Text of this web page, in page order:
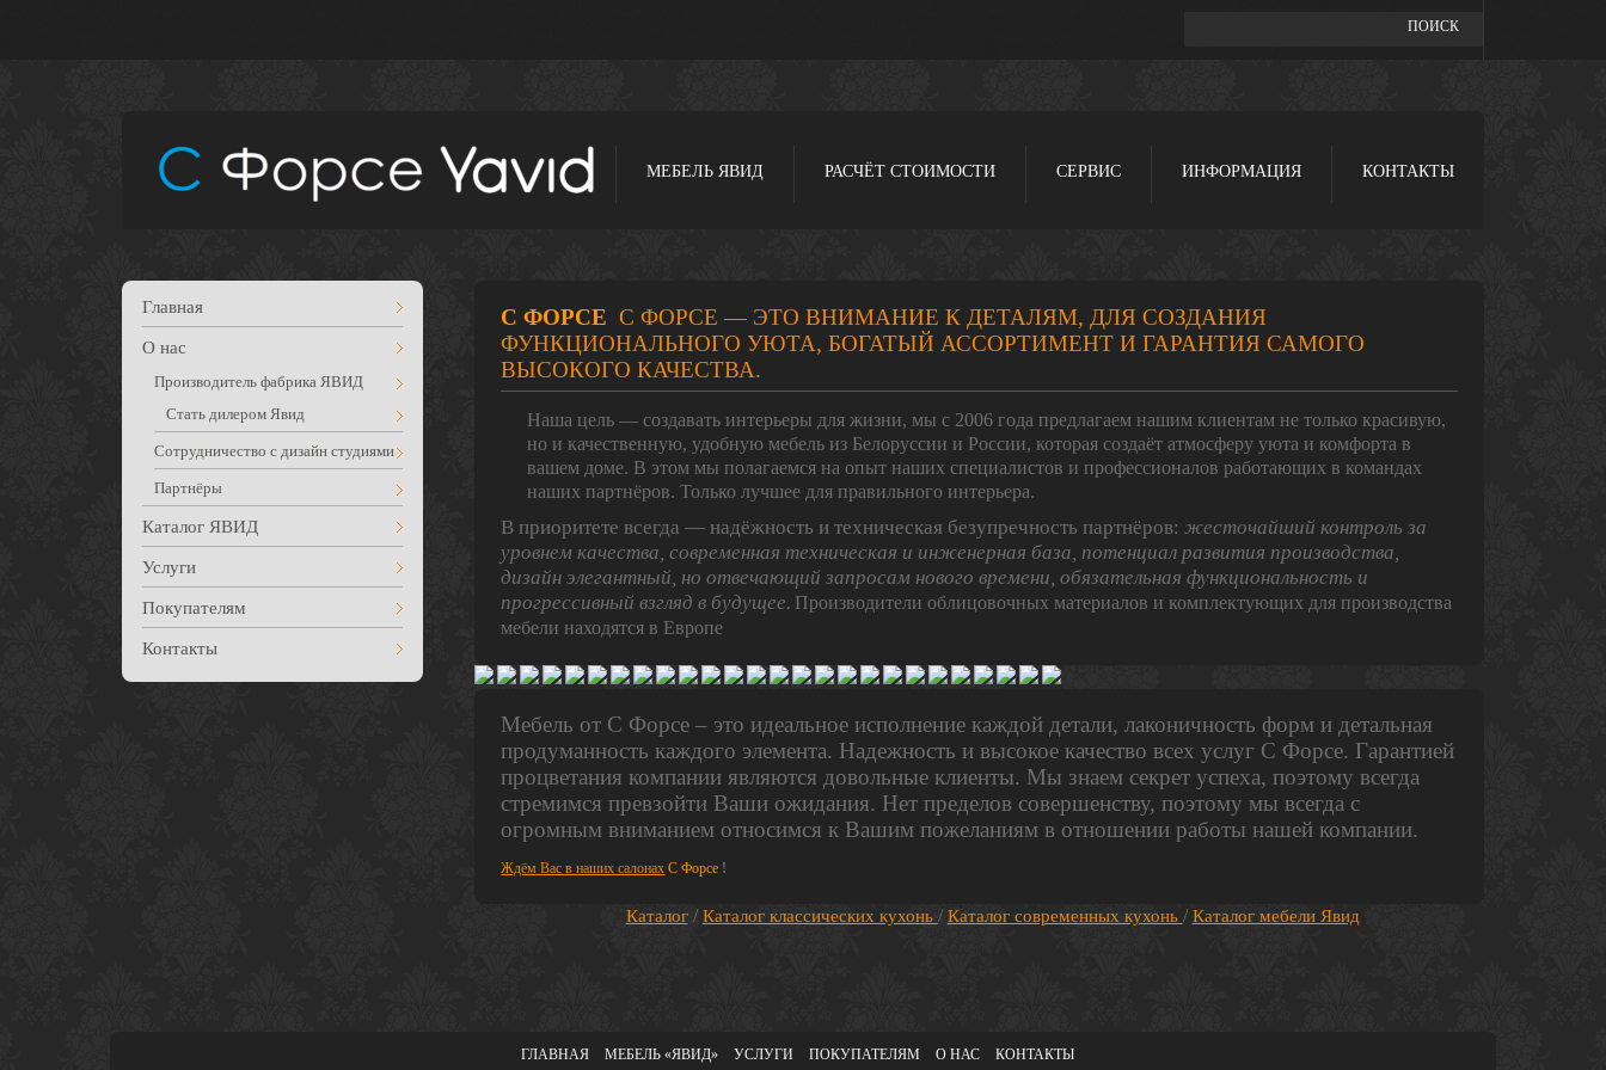
МЕБЕЛЬ ЯВИД РАСЧЁТ СТОИМОСТИ СЕРВИС ИНФОРМАЦИЯ КОНТАКТЫ
Главная
О нас
Производитель фабрика ЯВИД
Стать дилером Явид
Сотрудничество с дизайн студиями
Партнёры
Каталог ЯВИД
Услуги
Покупателям
Контакты
С ФОРСЕ С ФОРСЕ — ЭТО ВНИМАНИЕ К ДЕТАЛЯМ, ДЛЯ СОЗДАНИЯ
ФУНКЦИОНАЛЬНОГО УЮТА, БОГАТЫЙ АССОРТИМЕНТ И ГАРАНТИЯ САМОГО
ВЫСОКОГО КАЧЕСТВА.
Наша цель — создавать интерьеры для жизни, мы с 2006 года предлагаем нашим клиентам не только красивую,
но и качественную, удобную мебель из Белоруссии и России, которая создаёт атмосферу уюта и комфорта в
вашем доме. В этом мы полагаемся на опыт наших специалистов и профессионалов работающих в командах
наших партнёров. Только лучшее для правильного интерьера.
В приоритете всегда — надёжность и техническая безупречность партнёров:жесточайший контроль за
уровнем качества, современная техническая и инженерная база, потенциал развития производства,
дизайн элегантный, но отвечающий запросам нового времени, обязательная функциональность и
прогрессивный взгляд в будущее. Производители облицовочных материалов и комплектующих для производства
мебели находятся в Европе
Мебель от С Форсе – это идеальное исполнение каждой детали, лаконичность форм и детальная
продуманность каждого элемента. Надежность и высокое качество всех услуг С Форсе. Гарантией
процветания компании являются довольные клиенты. Мы знаем секрет успеха, поэтому всегда
стремимся превзойти Ваши ожидания. Нет пределов совершенству, поэтому мы всегда с
огромным вниманием относимся к Вашим пожеланиям в отношении работы нашей компании.
Ждём Вас в наших салонах С Форсе !
Каталог/ Каталог классических кухонь /Каталог современных кухонь / Каталог мебели Явид
ГЛАВНАЯ МЕБЕЛЬ «ЯВИД» УСЛУГИ ПОКУПАТЕЛЯМ О НАС КОНТАКТЫ